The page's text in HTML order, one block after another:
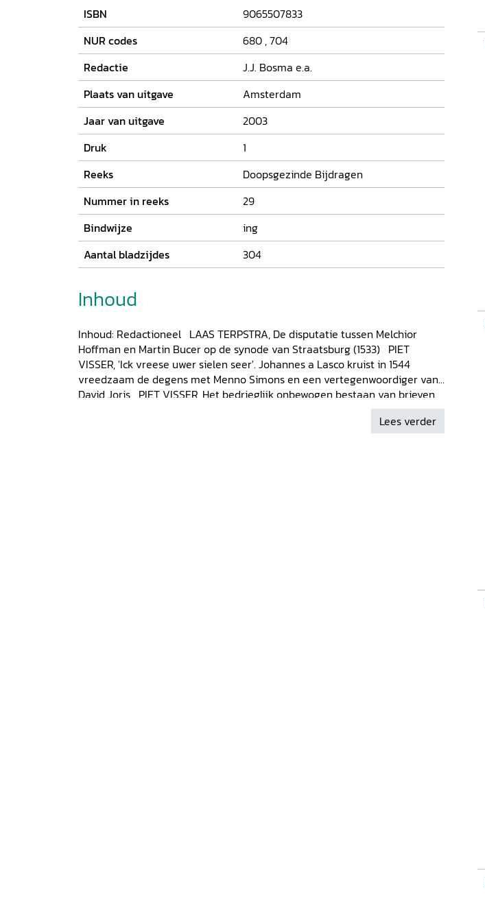
ISBN
9065507833
NUR codes
680 ,704
Redactie
J.J. Bosma e.a.
Plaats van uitgave
Amsterdam
Jaar van uitgave
2003
Druk
1
Reeks
Doopsgezinde Bijdragen
Nummer in reeks
29
Bindwijze
ing
Aantal bladzijdes
304
Inhoud
Inhoud: Redactioneel LAAS TERPSTRA, De disputatie tussen Melchior
Hoffman en Martin Bucer op de synode van Straatsburg (1533) PIET
VISSER, 'Ick vreese uwer sielen seer'. Johannes a Lasco kruist in 1544
vreedzaam de degens met Menno Simons en een vertegenwoordiger van
David Joris PIET VISSER, Het bedrieglijk onbewogen bestaan van brieven.
Een editorische vergelijking tussen de geschreven en de gedrukte
martelaarsteksten van Jeronimus en Lysken Segers JESSE SPOHNHOLZ,
Lees verder